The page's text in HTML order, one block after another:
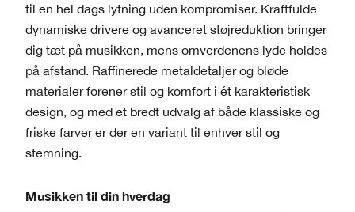
til en hel dags lytning uden kompromiser. Kraftfulde
dynamiske drivere og avanceret støjreduktion bringer
dig tæt på musikken, mens omverdenens lyde holdes
på afstand. Raffinerede metaldetaljer og bløde
materialer forener stil og komfort i ét karakteristisk
design, og med et bredt udvalg af både klassiske og
friske farver er der en variant til enhver stil og
stemning.
Musikken til din hverdag